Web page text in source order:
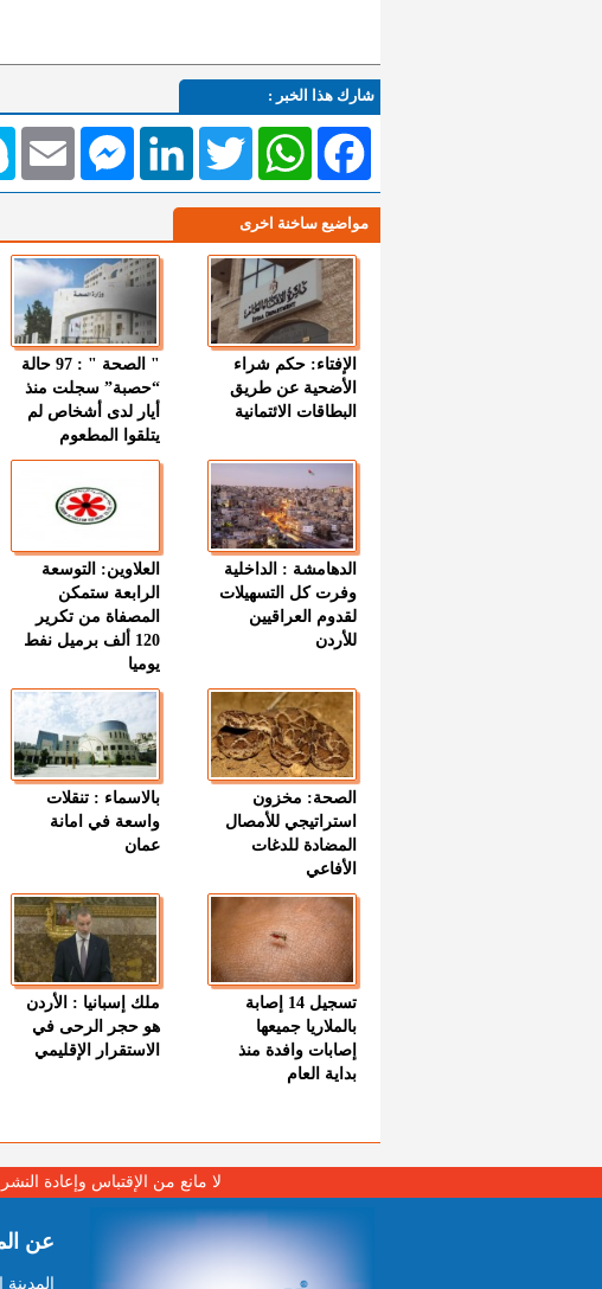
شارك هذا الخبر :
EmailMessengerLinkedIn TwitterWhatsAppFacebook
مواضيع ساخنة اخرى
الإفتاء: حكم شراء
الأضحية عن طريق
البطاقات الائتمانية
" الصحة " : 97 حالة
“حصبة” سجلت منذ
أيار لدى أشخاص لم
يتلقوا المطعوم
الدهامشة : الداخلية
وفرت كل التسهيلات
لقدوم العراقيين
للأردن
العلاوين: التوسعة
الرابعة ستمكن
المصفاة من تكرير
120 ألف برميل نفط
يوميا
الصحة: مخزون
استراتيجي للأمصال
المضادة للدغات
الأفاعي
بالاسماء : تنقلات
واسعة في امانة
عمان
تسجيل 14 إصابة
بالملاريا جميعها
إصابات وافدة منذ
بداية العام
ملك إسبانيا : الأردن
هو حجر الرحى في
الاستقرار الإقليمي
لا مانع من الإقتباس وإعادة
عن